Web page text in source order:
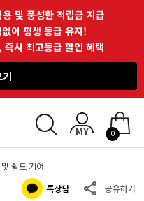
및 풍성한 적립금 지급
이 평생 등급 유지!
시 최고등급 할인 혜택
0
쉴드 기어